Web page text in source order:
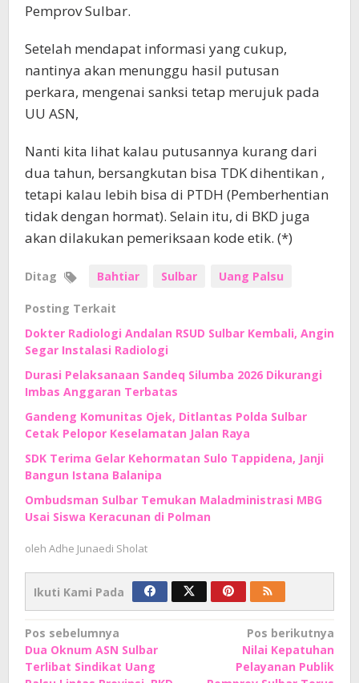
Pemprov Sulbar.
Setelah mendapat informasi yang cukup,
nantinya akan menunggu hasil putusan
perkara, mengenai sanksi tetap merujuk pada
UU ASN,
Nanti kita lihat kalau putusannya kurang dari
dua tahun, bersangkutan bisa TDK dihentikan ,
tetapi kalau lebih bisa di PTDH (Pemberhentian
tidak dengan hormat). Selain itu, di BKD juga
akan dilakukan pemeriksaan kode etik. (*)
Ditag Bahtiar Sulbar Uang Palsu
Posting Terkait
Dokter Radiologi Andalan RSUD Sulbar Kembali, Angin
Segar Instalasi Radiologi
Durasi Pelaksanaan Sandeq Silumba 2026 Dikurangi
Imbas Anggaran Terbatas
Gandeng Komunitas Ojek, Ditlantas Polda Sulbar
Cetak Pelopor Keselamatan Jalan Raya
SDK Terima Gelar Kehormatan Sulo Tappidena, Janji
Bangun Istana Balanipa
Ombudsman Sulbar Temukan Maladministrasi MBG
Usai Siswa Keracunan di Polman
oleh Adhe Junaedi Sholat
Ikuti Kami Pada
Navigasi
pos
Pos sebelumnya
Dua Oknum ASN Sulbar
Terlibat Sindikat Uang
Pos berikutnya
Nilai Kepatuhan
Pelayanan Publik